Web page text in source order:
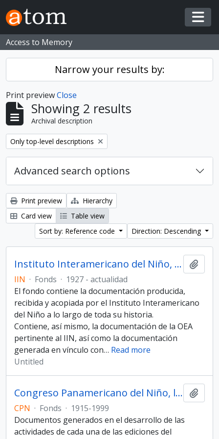
Skip to main content
Access to Memory
Narrow your results by:
Print previewClose
Showing 2 results
Archival description
Remove filter:
Only top-level descriptions
Advanced search options
Print preview
Hierarchy
Card view
Table view
Sort by: Reference code
Direction: Descending
Instituto Interamericano del Niño, la Niña y Adolescentes
IIN · Fonds · 1927 - actualidad
El fondo contiene la documentación producida,
recibida y acopiada por el Instituto Interamericano
del Niño a lo largo de toda su historia.
Contiene, así mismo, la documentación de la OEA
pertinente al IIN, así como la documentación
generada en vínculo con… Read more
Untitled
Congreso Panamericano del Niño, la Niña y Adolescentes
CPN · Fonds · 1915-1999
Documentos generados en el desarrollo de las
actividades de cada una de las ediciones del